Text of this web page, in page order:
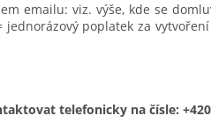
emailu: viz. výše, kde se
jednorázový poplatek za
telefonicky na čísle: +420